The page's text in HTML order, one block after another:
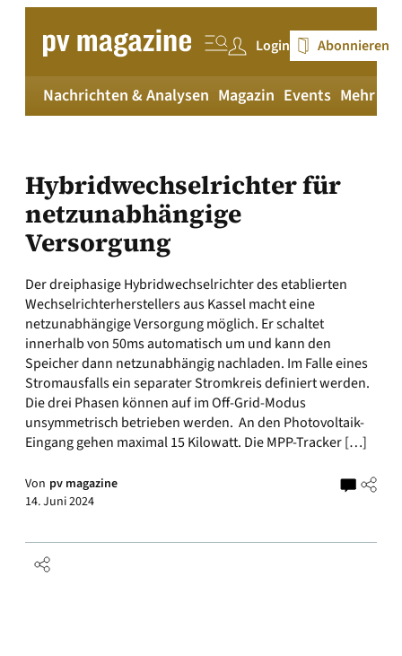
springen
Login Abonnieren
Nachrichten & Analysen Magazin Events Mehr
Hybridwechselrichter für
netzunabhängige
Versorgung
Der dreiphasige Hybridwechselrichter des etablierten
Wechselrichterherstellers aus Kassel macht eine
netzunabhängige Versorgung möglich. Er schaltet
innerhalb von 50ms automatisch um und kann den
Speicher dann netzunabhängig nachladen. Im Falle eines
Stromausfalls ein separater Stromkreis definiert werden.
Die drei Phasen können auf im Off-Grid-Modus
unsymmetrisch betrieben werden. An den Photovoltaik-
Eingang gehen maximal 15 Kilowatt. Die MPP-Tracker […]
Von pv magazine
14. Juni 2024